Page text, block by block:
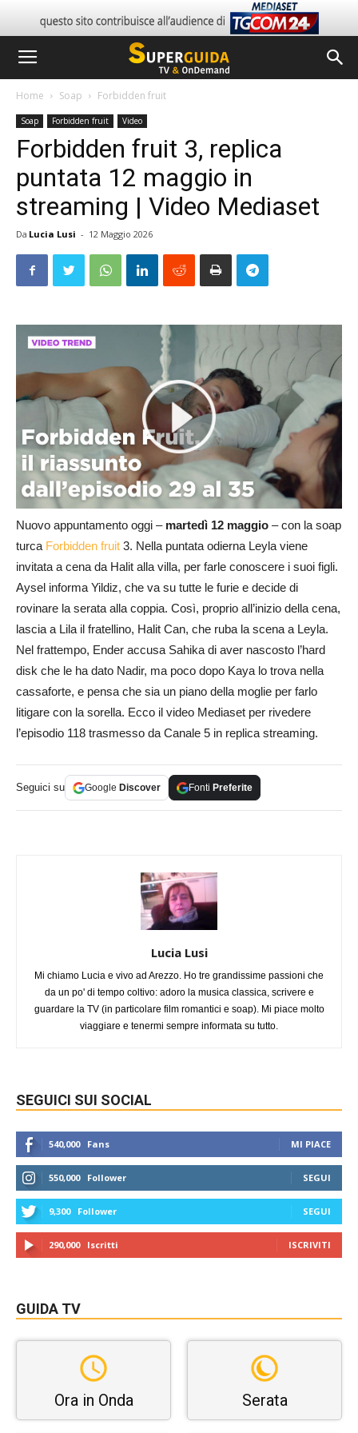
Home Soap Forbidden fruit
Soap Forbidden fruit Video
Forbidden fruit 3, replica
puntata 12 maggio in
streaming | Video Mediaset
Da Lucia Lusi - 12 Maggio 2026
Nuovo appuntamento oggi – martedì 12 maggio – con la soap
turca Forbidden fruit 3. Nella puntata odierna Leyla viene
invitata a cena da Halit alla villa, per farle conoscere i suoi figli.
Aysel informa Yildiz, che va su tutte le furie e decide di
rovinare la serata alla coppia. Così, proprio all’inizio della cena,
lascia a Lila il fratellino, Halit Can, che ruba la scena a Leyla.
Nel frattempo, Ender accusa Sahika di aver nascosto l’hard
disk che le ha dato Nadir, ma poco dopo Kaya lo trova nella
cassaforte, e pensa che sia un piano della moglie per farlo
litigare con la sorella. Ecco il video Mediaset per rivedere
l’episodio 118 trasmesso da Canale 5 in replica streaming.
Seguici su Google Discover Fonti Preferite
Lucia Lusi
Mi chiamo Lucia e vivo ad Arezzo. Ho tre grandissime passioni che
da un po' di tempo coltivo: adoro la musica classica, scrivere e
guardare la TV (in particolare film romantici e soap). Mi piace molto
viaggiare e tenermi sempre informata su tutto.
SEGUICI SUI SOCIAL
540,000 Fans MI PIACE
550,000 Follower SEGUI
9,300 Follower SEGUI
290,000 Iscritti ISCRIVITI
GUIDA TV
Ora in Onda Serata